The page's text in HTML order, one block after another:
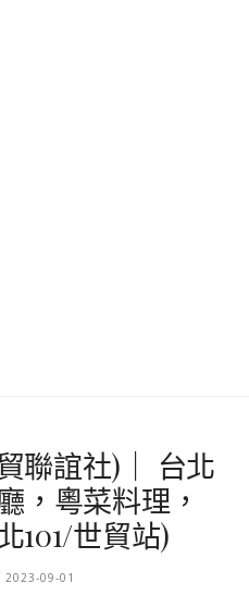
聯誼社)｜ 台北
，粵菜料理，
101/世貿站)
2023-09-01